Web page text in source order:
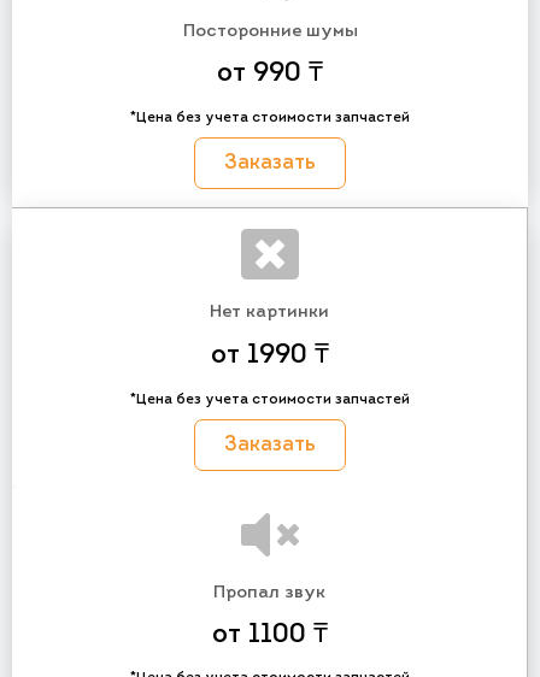
Посторонние шумы
от 990 ₸
*Цена без учета стоимости запчастей
Заказать
Нет картинки
от 1990 ₸
*Цена без учета стоимости запчастей
Заказать
Пропал звук
от 1100 ₸